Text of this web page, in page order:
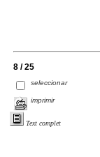
8 / 25
seleccionar
imprimir
Text complet